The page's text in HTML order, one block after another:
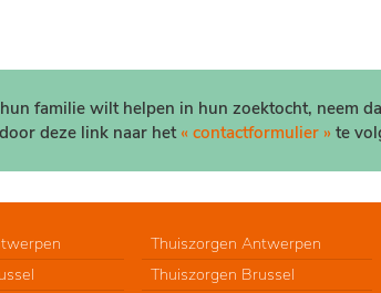
familie wilt helpen in hun zoektocht, neem
deze link naar het « contactformulier » te
Thuiszorgen Antwerpen
Thuiszorgen Brussel